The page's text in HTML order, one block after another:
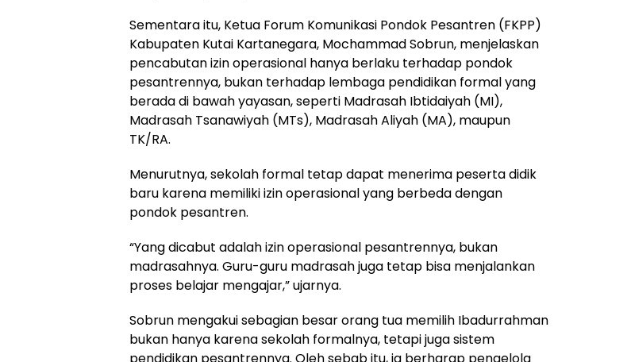
Sementara itu, Ketua Forum Komunikasi Pondok Pesantren (FKPP)
Kabupaten Kutai Kartanegara, Mochammad Sobrun, menjelaskan
pencabutan izin operasional hanya berlaku terhadap pondok
pesantrennya, bukan terhadap lembaga pendidikan formal yang
berada di bawah yayasan, seperti Madrasah Ibtidaiyah (MI),
Madrasah Tsanawiyah (MTs), Madrasah Aliyah (MA), maupun
TK/RA.
Menurutnya, sekolah formal tetap dapat menerima peserta didik
baru karena memiliki izin operasional yang berbeda dengan
pondok pesantren.
“Yang dicabut adalah izin operasional pesantrennya, bukan
madrasahnya. Guru-guru madrasah juga tetap bisa menjalankan
proses belajar mengajar,” ujarnya.
Sobrun mengakui sebagian besar orang tua memilih Ibadurrahman
bukan hanya karena sekolah formalnya, tetapi juga sistem
pendidikan pesantrennya. Oleh sebab itu, ia berharap pengelola